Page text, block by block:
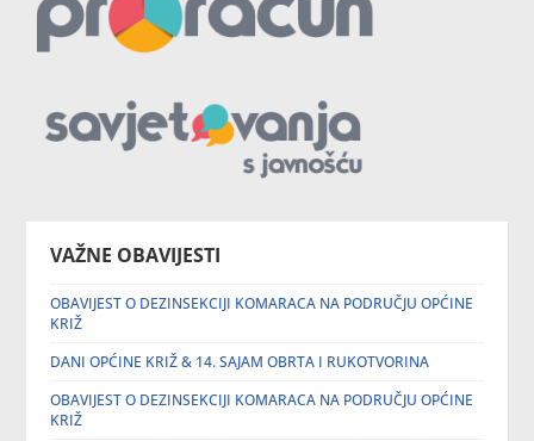
VAŽNE OBAVIJESTI
OBAVIJEST O DEZINSEKCIJI KOMARACA NA PODRUČJU OPĆINE
KRIŽ
DANI OPĆINE KRIŽ & 14. SAJAM OBRTA I RUKOTVORINA
OBAVIJEST O DEZINSEKCIJI KOMARACA NA PODRUČJU OPĆINE
KRIŽ